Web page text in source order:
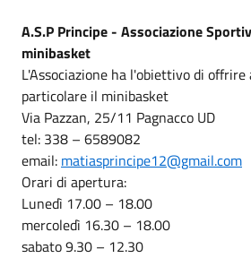
A.S.P Principe - Associazione
minibasket
L'Associazione ha l'obiettivo di
particolare il minibasket
Via Pazzan, 25/11 Pagnacco UD
tel: 338 – 6589082
email: matiasprincipe12@gmail.com
Orari di apertura:
Lunedì 17.00 – 18.00
mercoledì 16.30 – 18.00
sabato 9.30 – 12.30